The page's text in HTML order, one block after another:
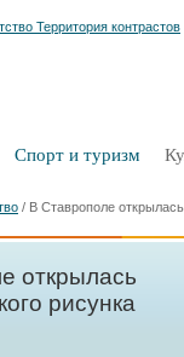
Спорт и туризм
/ В Ставрополе